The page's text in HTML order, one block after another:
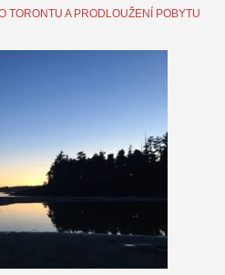
TORONTU A PRODLOUŽENÍ POBYTU